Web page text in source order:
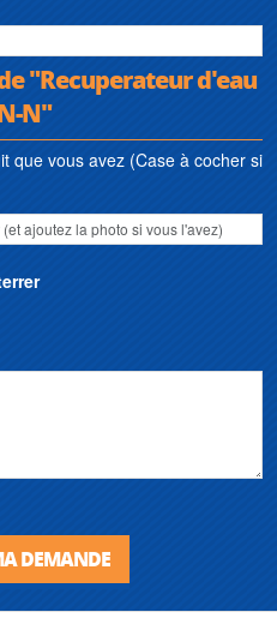
"Recuperateur d'eau
N"
que vous avez (Case à cocher si
DEMANDE